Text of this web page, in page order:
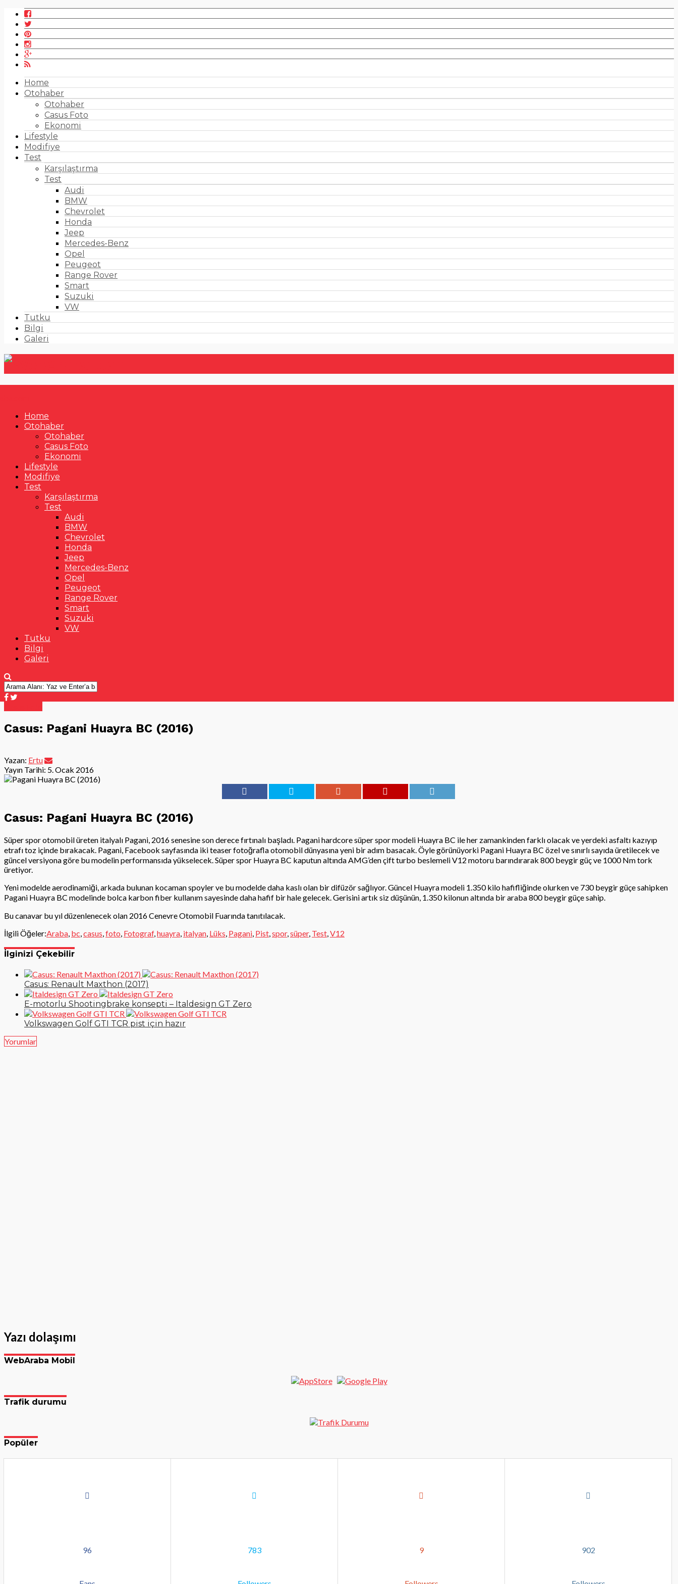
Home
Otohaber
Otohaber
Casus Foto
Ekonomi
Lifestyle
Modifiye
Test
Karşılaştırma
Test
Audi
BMW
Chevrolet
Honda
Jeep
Mercedes-Benz
Opel
Peugeot
Range Rover
Smart
Suzuki
VW
Tutku
Bilgi
Galeri
Home
Otohaber
Otohaber
Casus Foto
Ekonomi
Lifestyle
Modifiye
Test
Karşılaştırma
Test
Audi
BMW
Chevrolet
Honda
Jeep
Mercedes-Benz
Opel
Peugeot
Range Rover
Smart
Suzuki
VW
Tutku
Bilgi
Galeri
Casus: Pagani Huayra BC (2016)
Yazan: Ertu
Yayın Tarihi: 5. Ocak 2016
Casus: Pagani Huayra BC (2016)
Süper spor otomobil üreten italyalı Pagani, 2016 senesine son derece fırtınalı başladı. Pagani hardcore süper spor modeli Huayra BC ile her zamankinden farklı olacak ve yerdeki asfaltı kazıyıp
etrafı toz içinde bırakacak. Pagani, Facebook sayfasında iki teaser fotoğrafla otomobil dünyasına yeni bir adım basacak. Öyle görünüyorki Pagani Huayra BC özel ve sınırlı sayıda üretilecek ve
güncel versiyona göre bu modelin performansıda yükselecek. Süper spor Huayra BC kaputun altında AMG’den çift turbo beslemeli V12 motoru barındırarak 800 beygir güç ve 1000 Nm tork
üretiyor.
Yeni modelde aerodinamiği, arkada bulunan kocaman spoyler ve bu modelde daha kaslı olan bir difüzör sağlıyor. Güncel Huayra modeli 1.350 kilo hafifliğinde olurken ve 730 beygir güçe sahipken
Pagani Huayra BC modelinde bolca karbon fiber kullanım sayesinde daha hafif bir hale gelecek. Gerisini artık siz düşünün, 1.350 kilonun altında bir araba 800 beygir güçe sahip.
Bu canavar bu yıl düzenlenecek olan 2016 Cenevre Otomobil Fuarında tanıtılacak.
İlgili Öğeler:Araba bc casus foto Fotograf, huayra italyan Lüks Pagani Pist spor, süper, Test V12
İlginizi Çekebilir
Casus: Renault Maxthon (2017)
E-motorlu Shootingbrake konsepti – Italdesign GT Zero
Volkswagen Golf GTI TCR pist için hazır
Yorumlar
Yazı dolaşımı
WebAraba Mobil
Trafik durumu
Popüler
96 783 9 902